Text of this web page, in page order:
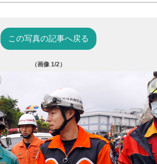
この写真の記事へ戻る
（画像1/2）